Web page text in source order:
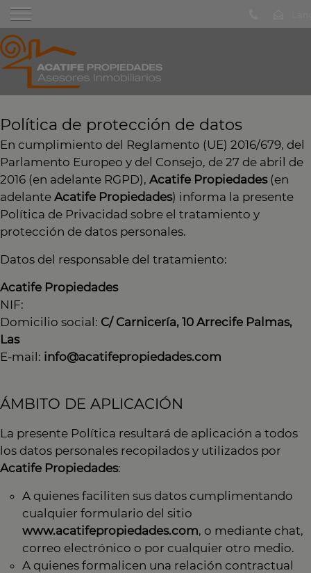
Política de protección de datos
En cumplimiento del Reglamento (UE) 2016/679, del
Parlamento Europeo y del Consejo, de 27 de abril de
2016 (en adelante RGPD), Acatife Propiedades(en
adelante Acatife Propiedades) informa la presente
Política de Privacidad sobre el tratamiento y
protección de datos personales.
Datos del responsable del tratamiento:
Acatife Propiedades
NIF:
Domicilio social: C/ Carnicería, 10 Arrecife Palmas,
Las
E-mail: info@acatifepropiedades.com
ÁMBITO DE APLICACIÓN
La presente Política resultará de aplicación a todos
los datos personales recopilados y utilizados por
Acatife Propiedades:
A quienes faciliten sus datos cumplimentando
cualquier formulario del sitio
www.acatifepropiedades.com, o mediante chat,
correo electrónico o por cualquier otro medio.
A quienes formalicen una relación contractual